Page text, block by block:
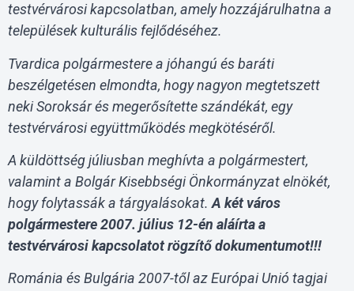
testvérvárosi kapcsolatban, amely hozzájárulhatna a
települések kulturális fejlődéséhez.
Tvardica polgármestere a jóhangú és baráti
beszélgetésen elmondta, hogy nagyon megtetszett
neki Soroksár és megerősítette szándékát, egy
testvérvárosi együttműködés megkötéséről.
A küldöttség júliusban meghívta a polgármestert,
valamint a Bolgár Kisebbségi Önkormányzat elnökét,
hogy folytassák a tárgyalásokat.A két város
polgármestere 2007. július 12-én aláírta a
testvérvárosi kapcsolatot rögzítő dokumentumot!!!
Románia és Bulgária 2007-től az Európai Unió tagjai